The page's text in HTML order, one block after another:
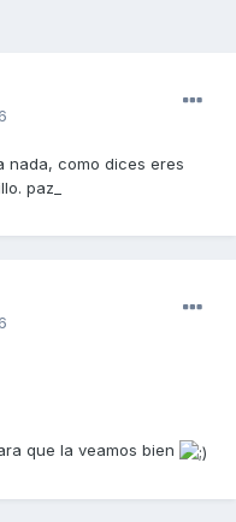
nada, como dices eres
paz_
que la veamos bien